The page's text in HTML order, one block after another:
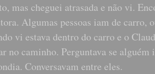
mas cheguei atrasada e não vi.
Algumas pessoas iam de carro,
vi estava dentro do carro e o
caminho. Perguntava se alguém
Conversavam entre eles.